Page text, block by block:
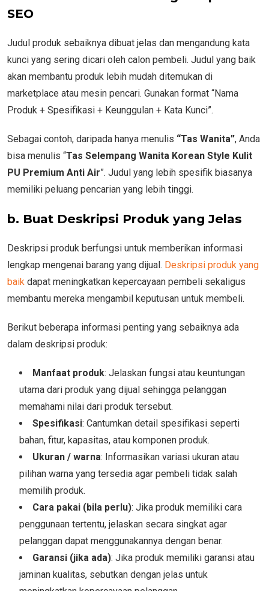
SEO
Judul produk sebaiknya dibuat jelas dan mengandung kata
kunci yang sering dicari oleh calon pembeli. Judul yang baik
akan membantu produk lebih mudah ditemukan di
marketplace atau mesin pencari. Gunakan format “Nama
Produk + Spesifikasi + Keunggulan + Kata Kunci”.
Sebagai contoh, daripada hanya menulis “Tas Wanita”, Anda
bisa menulis “Tas Selempang Wanita Korean Style Kulit
PU Premium Anti Air”. Judul yang lebih spesifik biasanya
memiliki peluang pencarian yang lebih tinggi.
b. Buat Deskripsi Produk yang Jelas
Deskripsi produk berfungsi untuk memberikan informasi
lengkap mengenai barang yang dijual. Deskripsi produk yang
baik dapat meningkatkan kepercayaan pembeli sekaligus
membantu mereka mengambil keputusan untuk membeli.
Berikut beberapa informasi penting yang sebaiknya ada
dalam deskripsi produk:
Manfaat produk: Jelaskan fungsi atau keuntungan
utama dari produk yang dijual sehingga pelanggan
memahami nilai dari produk tersebut.
Spesifikasi: Cantumkan detail spesifikasi seperti
bahan, fitur, kapasitas, atau komponen produk.
Ukuran / warna: Informasikan variasi ukuran atau
pilihan warna yang tersedia agar pembeli tidak salah
memilih produk.
Cara pakai (bila perlu): Jika produk memiliki cara
penggunaan tertentu, jelaskan secara singkat agar
pelanggan dapat menggunakannya dengan benar.
Garansi (jika ada): Jika produk memiliki garansi atau
jaminan kualitas, sebutkan dengan jelas untuk